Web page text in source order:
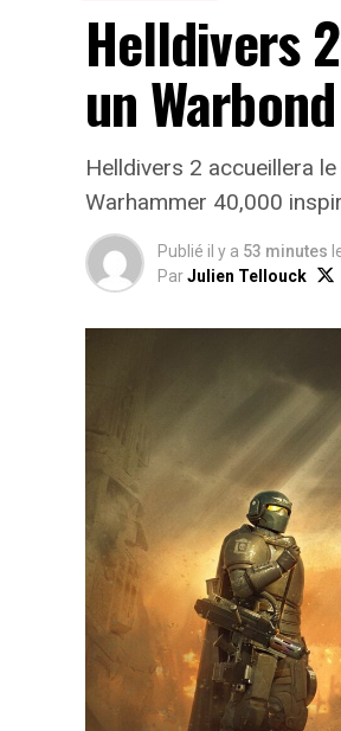
Helldivers
un
Helldivers 2 accueillera
Warhammer 40,000
Publié il y a 53 minutes
ParJulien Tellouck